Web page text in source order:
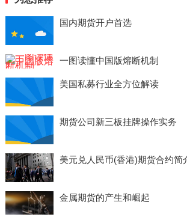
国内期货开户首选
一图读懂中国版熔断机制
美国私募行业全方位解读
期货公司新三板挂牌操作实务
美元兑人民币(香港)期货合约简
金属期货的产生和崛起